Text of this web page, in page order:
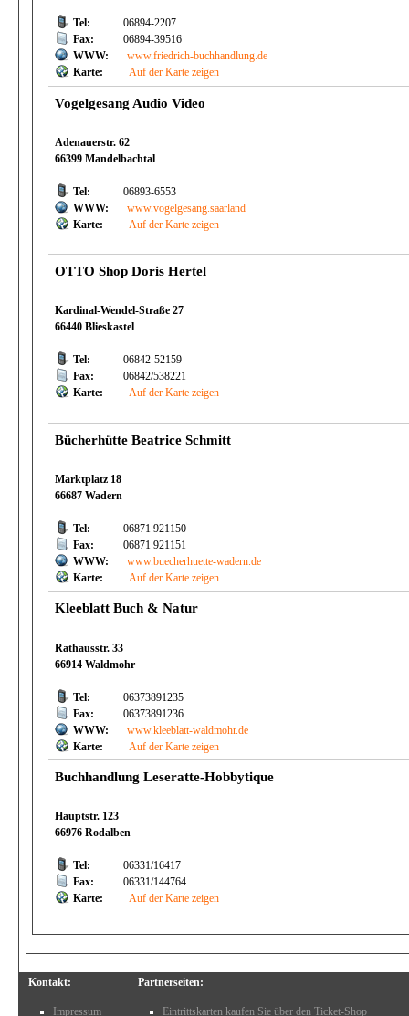
Tel:
06894-2207
Fax:
06894-39516
WWW:
www.friedrich-buchhandlung.de
Karte:
Auf der Karte zeigen
Vogelgesang Audio Video
Adenauerstr. 62
66399 Mandelbachtal
Tel:
06893-6553
WWW:
www.vogelgesang.saarland
Karte:
Auf der Karte zeigen
OTTO Shop Doris Hertel
Kardinal-Wendel-Straße 27
66440 Blieskastel
Tel:
06842-52159
Fax:
06842/538221
Karte:
Auf der Karte zeigen
Bücherhütte Beatrice Schmitt
Marktplatz 18
66687 Wadern
Tel:
06871 921150
Fax:
06871 921151
WWW:
www.buecherhuette-wadern.de
Karte:
Auf der Karte zeigen
Kleeblatt Buch & Natur
Rathausstr. 33
66914 Waldmohr
Tel:
06373891235
Fax:
06373891236
WWW:
www.kleeblatt-waldmohr.de
Karte:
Auf der Karte zeigen
Buchhandlung Leseratte-Hobbytique
Hauptstr. 123
66976 Rodalben
Tel:
06331/16417
Fax:
06331/144764
Karte:
Auf der Karte zeigen
Kontakt:
Impressum
Partnerseiten:
Eintrittskarten kaufen Sie über den Ticket-Shop